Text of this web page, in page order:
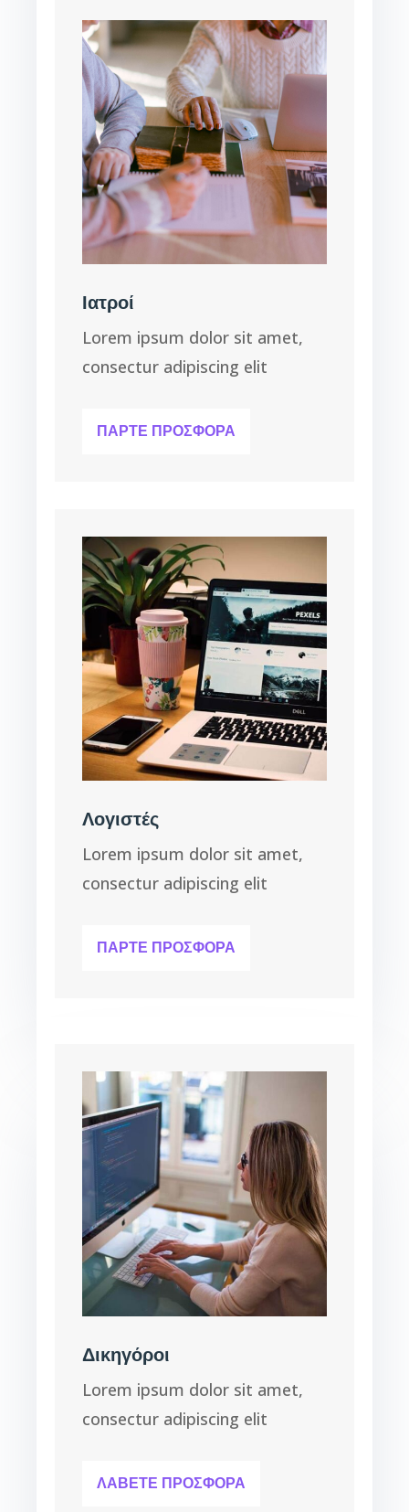
Ιατροί
Lorem ipsum dolor sit amet,
consectur adipiscing elit
ΠΆΡΤΕ ΠΡΟΣΦΟΡΆ
Λογιστές
Lorem ipsum dolor sit amet,
consectur adipiscing elit
ΠΆΡΤΕ ΠΡΟΣΦΟΡΆ
Δικηγόροι
Lorem ipsum dolor sit amet,
consectur adipiscing elit
ΛΑΒΕΤΕ ΠΡΟΣΦΟΡΑ